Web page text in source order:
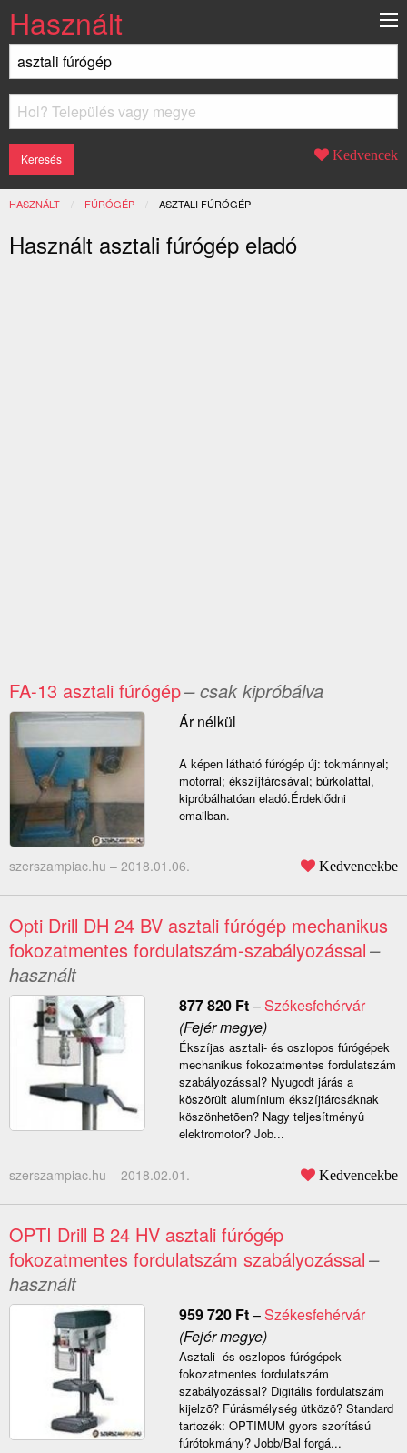
Használt
Kedvencek
HASZNÁLT FÚRÓGÉP JELENLEGI:
ASZTALI FÚRÓGÉP
Használt asztali fúrógép eladó
FA-13 asztali fúrógép– csak kipróbálva
Ár nélkül
A képen látható fúrógép új: tokmánnyal;
motorral; ékszíjtárcsával; búrkolattal,
kipróbálhatóan eladó.Érdeklődni
emailban.
szerszampiac.hu – 2018.01.06. Kedvencekbe
Opti Drill DH 24 BV asztali fúrógép mechanikus
fokozatmentes fordulatszám-szabályozással–
használt
877 820 Ft–Székesfehérvár
(Fejér megye)
Ékszíjas asztali- és oszlopos fúrógépek
mechanikus fokozatmentes fordulatszám
szabályozással? Nyugodt járás a
köszörült alumínium ékszíjtárcsáknak
köszönhetõen? Nagy teljesítményû
elektromotor? Job...
szerszampiac.hu – 2018.02.01. Kedvencekbe
OPTI Drill B 24 HV asztali fúrógép
fokozatmentes fordulatszám szabályozással–
használt
959 720 Ft–Székesfehérvár
(Fejér megye)
Asztali- és oszlopos fúrógépek
fokozatmentes fordulatszám
szabályozással? Digitális fordulatszám
kijelzõ? Fúrásmélység ütközõ? Standard
tartozék: OPTIMUM gyors szorítású
fúrótokmány? Jobb/Bal forgá...